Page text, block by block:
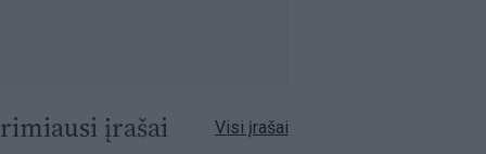
įrašai Visi įrašai